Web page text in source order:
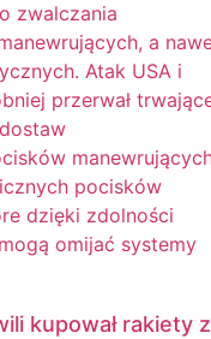
kupował rakiety z